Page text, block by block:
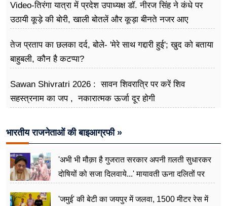
Video-तिरंगा यात्रा में प्रदेश उपाध्यक्ष डॉ. नीरज सिंह ने कंधे पर
उठायी कूड़े की बोरी, खाली बोतलें और कूड़ा बीनते नजर आए
तेज प्रताप का छलका दर्द, बोले- 'मेरे साथ गद्दारी हुई'; खुद को बताया
बाहुबली, कौन है कटप्पा?
Sawan Shivratri 2026 : सावन शिवरात्रि पर करें शिव
सहस्त्रनाम का जप , नकारात्मक ऊर्जा दूर होगी
भारतीय राजनेताओं की बाइआग्रफी »
'अभी भी मौक़ा है गुजरात सरकार अपनी ग़लती सुधारकर
दोषियों को सजा दिलवाये...' मायावती ऊना दलितों पर
'जमुई' की बेटी का जयपुर में जलवा, 1500 मीटर रेस में